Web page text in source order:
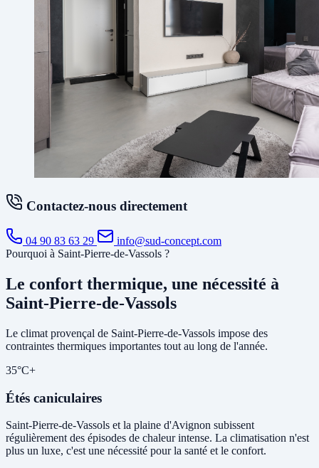
Contactez-nous directement
04 90 83 63 29
info@sud-concept.com
Pourquoi à Saint-Pierre-de-Vassols ?
Le confort thermique, une nécessité à
Saint-Pierre-de-Vassols
Le climat provençal de Saint-Pierre-de-Vassols impose des
contraintes thermiques importantes tout au long de l'année.
35°C+
Étés caniculaires
Saint-Pierre-de-Vassols et la plaine d'Avignon subissent
régulièrement des épisodes de chaleur intense. La climatisation n'est
plus un luxe, c'est une nécessité pour la santé et le confort.